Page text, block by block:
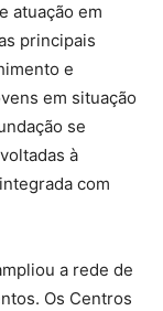
atuação em
principais
e
em situação
se
à
com
a rede de
Os Centros